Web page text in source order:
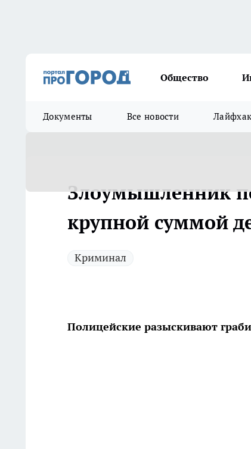
Общество
Документы Все новости Лайфхак
Злоумышленник
крупной суммой
Криминал
Полицейские разыскивают